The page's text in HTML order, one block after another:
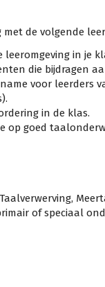
met de volgende
in je
die bijdragen
voor leerders
in de klas.
op goed
of speciaal